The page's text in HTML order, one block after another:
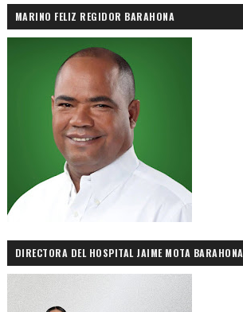
MARINO FELIZ REGIDOR BARAHONA
DIRECTORA DEL HOSPITAL JAIME MOTA BARAHONA